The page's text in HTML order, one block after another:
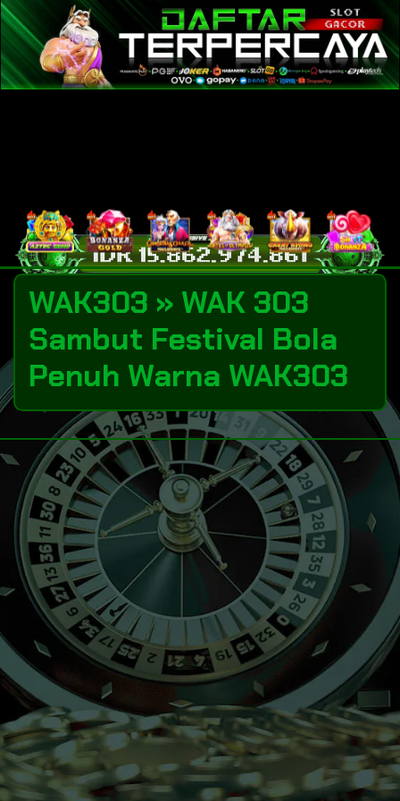
WAK303 » WAK 303
Sambut Festival Bola
Penuh Warna WAK303